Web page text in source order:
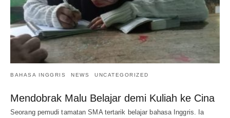
BAHASA INGGRIS NEWS UNCATEGORIZED
Mendobrak Malu Belajar demi Kuliah ke Cina
Seorang pemudi tamatan SMA tertarik belajar bahasa Inggris. Ia